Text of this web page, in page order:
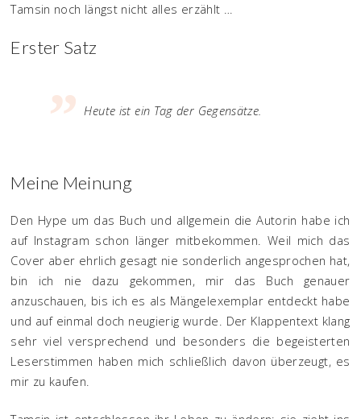
Tamsin noch längst nicht alles erzählt …
Erster Satz
Heute ist ein Tag der Gegensätze.
Meine Meinung
Den Hype um das Buch und allgemein die Autorin habe ich
auf Instagram schon länger mitbekommen. Weil mich das
Cover aber ehrlich gesagt nie sonderlich angesprochen hat,
bin ich nie dazu gekommen, mir das Buch genauer
anzuschauen, bis ich es als Mängelexemplar entdeckt habe
und auf einmal doch neugierig wurde. Der Klappentext klang
sehr viel versprechend und besonders die begeisterten
Leserstimmen haben mich schließlich davon überzeugt, es
mir zu kaufen.